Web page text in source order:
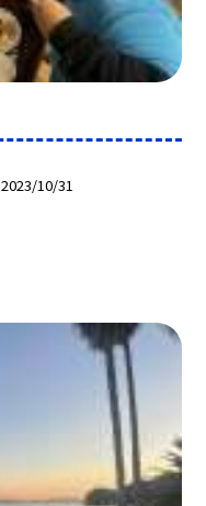
2023/10/31